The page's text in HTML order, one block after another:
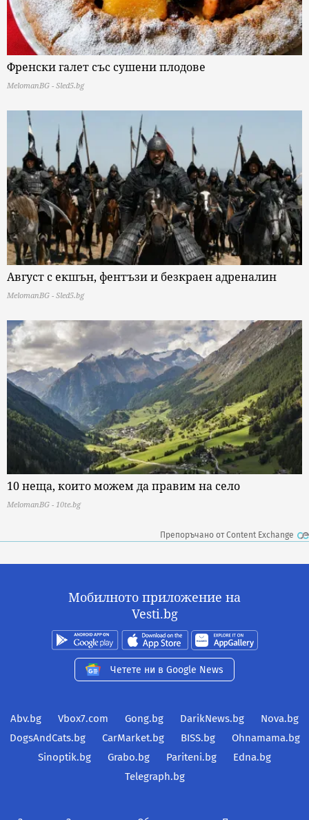
Френски галет със сушени плодове
MelomanBG - Sled5.bg
Август с екшън, фентъзи и безкраен адреналин
MelomanBG - Sled5.bg
10 неща, които можем да правим на село
MelomanBG - 10te.bg
Препоръчано от Content Exchange
Мобилното приложение на
Vesti.bg
Четете ни в Google News
Abv.bg Vbox7.com Gong.bg DarikNews.bg
Nova.bg
DogsAndCats.bg
CarMarket.bg BISS.bg
Ohnamama.bg
Sinoptik.bg
Grabo.bg Pariteni.bg
Edna.bg
Telegraph.bg